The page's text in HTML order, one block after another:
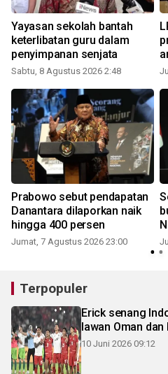
Yayasan sekolah bantah
keterlibatan guru dalam
penyimpanan senjata
Sabtu, 8 Agustus 2026 2:48
Prabowo sebut pendapatan
Danantara dilaporkan naik
hingga 400 persen
Jumat, 7 Agustus 2026 23:00
Terpopuler
Erick senang
lawan Oman
10 Juni 2026 09:12